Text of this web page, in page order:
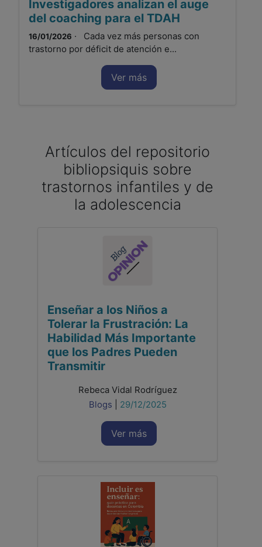
Investigadores analizan el auge
del coaching para el TDAH
16/01/2026 · Cada vez más personas con
trastorno por déficit de atención e...
Ver más
Artículos del repositorio
bibliopsiquis sobre
trastornos infantiles y de
la adolescencia
Enseñar a los Niños a
Tolerar la Frustración: La
Habilidad Más Importante
que los Padres Pueden
Transmitir
Rebeca Vidal Rodríguez
Blogs
29/12/2025
Ver más